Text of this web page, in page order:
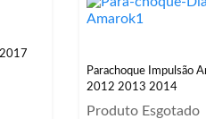
Parachoque Impulsão
2012 2013 2014
Produto Esgotado